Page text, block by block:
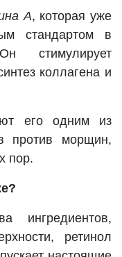
А, которая уже
стандартом в
стимулирует
коллагена и
его одним из
против морщин,
пор.
ингредиентов,
ретинол